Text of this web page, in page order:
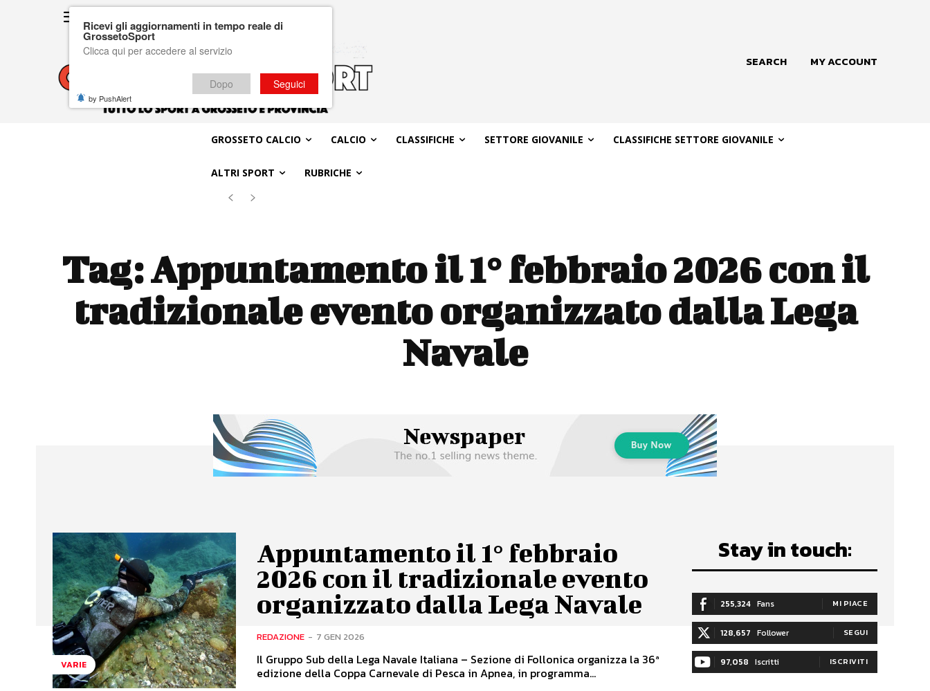
SEARCH MY ACCOUNT
GROSSETO CALCIO CALCIO CLASSIFICHE SETTORE GIOVANILE CLASSIFICHE SETTORE GIOVANILE
ALTRI SPORT RUBRICHE
Tag:Appuntamento il 1° febbraio 2026 con il
tradizionale evento organizzato dalla Lega
Navale
VARIE
Appuntamento il 1° febbraio
2026 con il tradizionale evento
organizzato dalla Lega Navale
REDAZIONE - 7 GEN 2026
Il Gruppo Sub della Lega Navale Italiana – Sezione di Follonica organizza la 36ª
edizione della Coppa Carnevale di Pesca in Apnea, in programma...
Stay in touch:
255,324 Fans MI PIACE
128,657 Follower SEGUI
97,058 Iscritti ISCRIVITI
Ricevi gli aggiornamenti in tempo reale di
GrossetoSport
Clicca qui per accedere al servizio
Dopo Seguici
by PushAlert